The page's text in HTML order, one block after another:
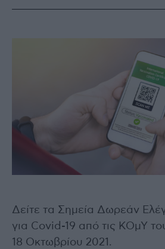
Δείτε τα Σημεία Δωρεάν
για Covid-19 από τις ΚΟμΥ
18 Οκτωβρίου 2021.